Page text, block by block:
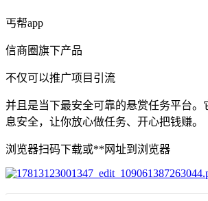
丐帮app
信商圈旗下产品
不仅可以推广项目引流
并且是当下最安全可靠的悬赏任务平台
息安全，让你放心做任务、开心把钱赚。
浏览器扫码下载或**网址到浏览器